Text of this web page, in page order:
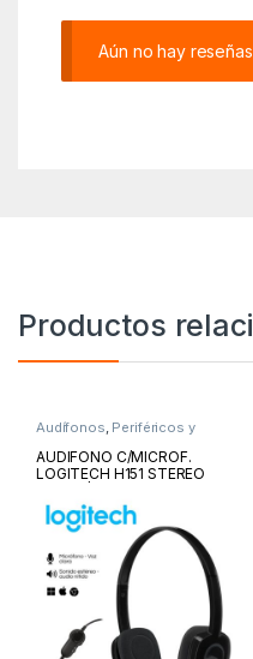
Aún no hay
Productos
Audífonos, Periféricos y
AUDIFONO C/MICROF.
LOGITECH H151 STEREO